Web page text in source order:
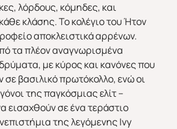
λόρδους, κόμηδες, και
κλάσης. Το κολέγιο του Ήτον
αποκλειστικά αρρένων.
τα πλέον αναγνωρισμένα
με κύρος και κανόνες που
βασιλικό πρωτόκολλο, ενώ οι
της παγκόσμιας ελίτ –
εισαχθούν σε ένα τεράστιο
της λεγόμενης Ivy